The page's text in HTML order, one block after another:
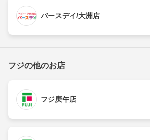
バースデイ/大洲店
フジの他のお店
フジ庚午店